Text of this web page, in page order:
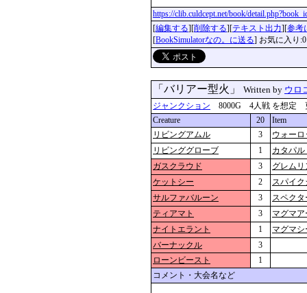
https://clib.culdcept.net/book/
[編集する][削除する][テキスト出力][参考
[BookSimulatorなの。に送る] お気に入り:0
「バリアー型火」 Written by ウロ
ジャンクション 8000G 4人戦 を想定 更
Creature
20
Item
リビングアムル
3
ウォー
リビンググローブ
1
カタパル
ガスクラウド
3
グレム
ケットシー
2
スパイ
サルファバルーン
3
スペク
ティアマト
3
マグマ
ナイトエラント
1
マグマ
バーナックル
3
ローンビースト
1
コメント・大会名など